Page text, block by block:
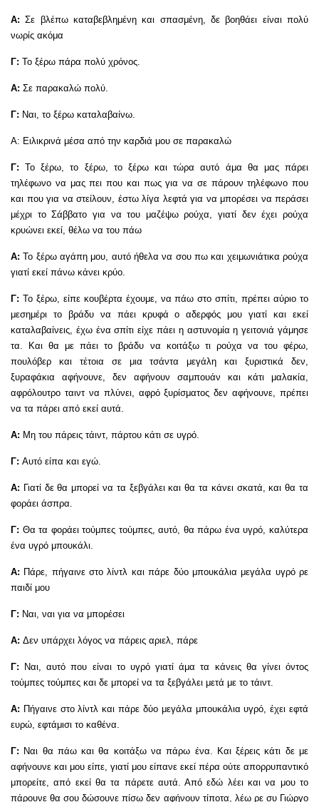
Α: Σε βλέπω καταβεβλημένη και σπασμένη, δε βοηθάει είναι πολύ
νωρίς ακόμα
Γ: Το ξέρω πάρα πολύ χρόνος.
Α: Σε παρακαλώ πολύ.
Γ: Ναι, το ξέρω καταλαβαίνω.
Α: Ειλικρινά μέσα από την καρδιά μου σε παρακαλώ
Γ:Το ξέρω, το ξέρω, το ξέρω και τώρα αυτό άμα θα μας πάρει
τηλέφωνο να μας πει που και πως για να σε πάρουν τηλέφωνο που
και που για να στείλουν, έστω λίγα λεφτά για να μπορέσει να περάσει
μέχρι το Σάββατο για να του μαζέψω ρούχα, γιατί δεν έχει ρούχα
κρυώνει εκεί, θέλω να του πάω
Α: Το ξέρω αγάπη μου, αυτό ήθελα να σου πω και χειμωνιάτικα ρούχα
γιατί εκεί πάνω κάνει κρύο.
Γ: Το ξέρω, είπε κουβέρτα έχουμε, να πάω στο σπίτι, πρέπει αύριο το
μεσημέρι το βράδυ να πάει κρυφά ο αδερφός μου γιατί και εκεί
καταλαβαίνεις, έχω ένα σπίτι είχε πάει η αστυνομία η γειτονιά γάμησε
τα. Και θα με πάει το βράδυ να κοιτάξω τι ρούχα να του φέρω,
πουλόβερ και τέτοια σε μια τσάντα μεγάλη και ξυριστικά δεν,
ξυραφάκια αφήνουνε, δεν αφήνουν σαμπουάν και κάτι μαλακία,
αφρόλουτρο ταιντ να πλύνει, αφρό ξυρίσματος δεν αφήνουνε, πρέπει
να τα πάρει από εκεί αυτά.
Α: Μη του πάρεις τάιντ, πάρτου κάτι σε υγρό.
Γ: Αυτό είπα και εγώ.
Α: Γιατί δε θα μπορεί να τα ξεβγάλει και θα τα κάνει σκατά, και θα τα
φοράει άσπρα.
Γ: Θα τα φοράει τούμπες τούμπες, αυτό, θα πάρω ένα υγρό, καλύτερα
ένα υγρό μπουκάλι.
Α: Πάρε, πήγαινε στο λίντλ και πάρε δύο μπουκάλια μεγάλα υγρό ρε
παιδί μου
Γ: Ναι, ναι για να μπορέσει
Α: Δεν υπάρχει λόγος να πάρεις αριελ, πάρε
Γ:
Ναι, αυτό που είναι το υγρό γιατί άμα τα κάνεις θα γίνει όντος
τούμπες τούμπες και δε μπορεί να τα ξεβγάλει μετά με το τάιντ.
Α: Πήγαινε στο λίντλ και πάρε δύο μεγάλα μπουκάλια υγρό, έχει εφτά
ευρώ, εφτάμισι το καθένα.
Γ: Ναι θα πάω και θα κοιτάξω να πάρω ένα. Και ξέρεις κάτι δε με
αφήνουνε και μου είπε, γιατί μου είπανε εκεί πέρα ούτε απορρυπαντικό
μπορείτε, από εκεί θα τα πάρετε αυτά. Από εδώ λέει και να μου το
πάρουνε θα σου δώσουνε πίσω δεν αφήνουν τίποτα, λέω ρε συ Γιώργο